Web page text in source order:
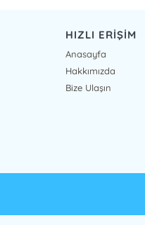
HIZLI ERİŞİM
Anasayfa
Hakkımızda
Bize Ulaşın